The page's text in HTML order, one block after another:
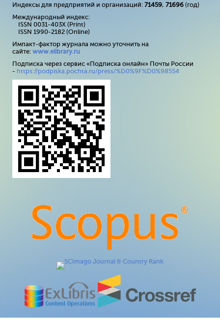
Индексы для предприятий и организаций: 71459, 71696 (год)
Международный индекс:
ISSN 0031-403X (Print)
ISSN 1990-2182 (Online)
Импакт-фактор журнала можно уточнить на
сайте: www.elibrary.ru
Подписка через сервис «Подписка онлайн» Почты России
- https://podpiska.pochta.ru/press/%D0%9F%D0%98554